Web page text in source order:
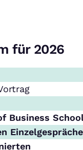
für 2026
Business